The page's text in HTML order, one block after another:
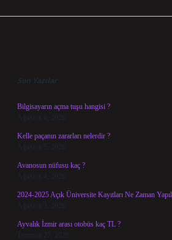
Son Yazılar
Bilgisayarın açma tuşu hangisi ?
Ağustos 6, 2026
Kelle paçanın zararları nelerdir ?
Ağustos 5, 2026
Avanosun nüfusu kaç ?
Ağustos 4, 2026
2024-2025 Açık Üniversite Kayıtları Ne Zaman
Ağustos 3, 2026
Ayvalık İzmir arası otobüs kaç TL ?
Temmuz 27, 2026